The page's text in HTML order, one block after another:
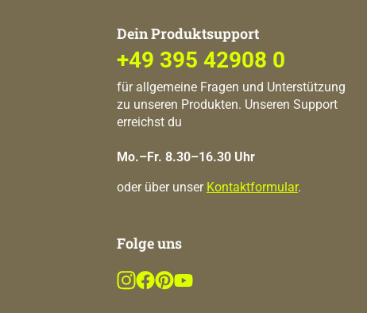
Dein Produktsupport
+49 395 42908 0
für allgemeine Fragen und Unterstützung
zu unseren Produkten. Unseren Support
erreichst du
Mo.–Fr. 8.30–16.30 Uhr
oder über unser Kontaktformular.
Folge uns